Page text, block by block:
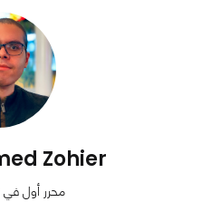
Zohier
محرر أول في